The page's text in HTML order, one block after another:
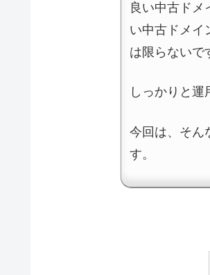
良い中古ドメ
い中古ドメイ
は限らないで
しっかりと運
今回は、そん
す。